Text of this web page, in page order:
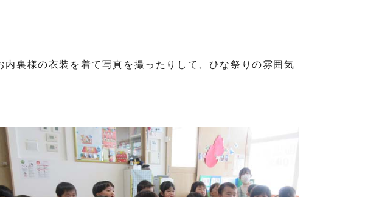
裏様の衣装を着て写真を撮ったりして、ひな祭りの雰囲気